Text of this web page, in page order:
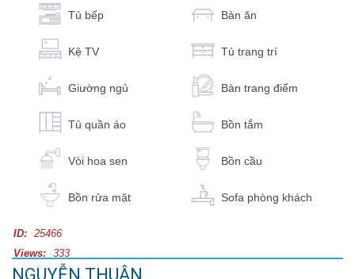
Tủ bếp Bàn ăn
Kệ TV Tủ trang trí
Giường ngủ Bàn trang điểm
Tủ quần áo Bồn tắm
Vòi hoa sen Bồn cầu
Bồn rửa mặt Sofa phòng khách
ID: 25466
Views: 333
NGUYỄN THUẬN